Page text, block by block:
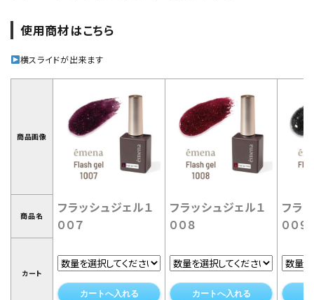
使用商材はこちら
横スライドが出来ます
商品画像
商品名
フラッシュジェル１
００７
フラッシュジェル１
００８
フラ
００９
カート
カートへ入れる カートへ入れる